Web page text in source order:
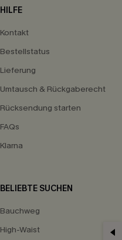
HILFE
Kontakt
Bestellstatus
Lieferung
Umtausch & Rückgaberecht
Rücksendung starten
FAQs
Klarna
BELIEBTE SUCHEN
Bauchweg
High-Waist